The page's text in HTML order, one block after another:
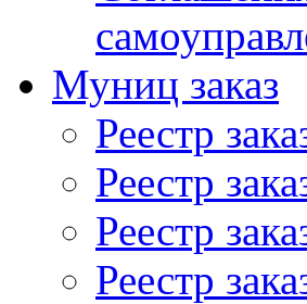
Муниц заказ
Реестр
Реестр
Реестр
Реестр